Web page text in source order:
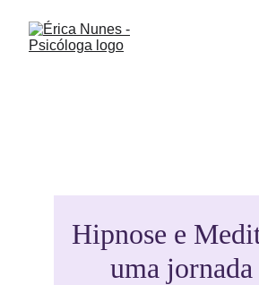
Hipnose e
uma jornada